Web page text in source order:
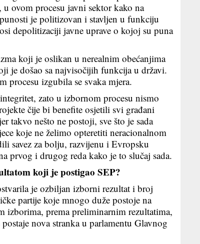
ovom procesu javni sektor kako na
je politizovan i stavljen u funkciju
depolitizaciji javne uprave o kojoj su puna
koji je oslikan u nerealnim obećanjima
je došao sa najvisočijih funkcija u državi.
procesu izgubila se svaka mjera.
zato u izbornom procesu nismo
čije bi benefite osjetili svi građani
takvo nešto ne postoji, sve što je sada
koje ne želimo opteretiti neracionalnom
savez za bolju, razvijenu i Evropsku
prvog i drugog reda kako je to slučaj sada.
koji je postigao SEP?
je ozbiljan izborni rezultat i broj
partije koje mnogo duže postoje na
izborima, prema preliminarnim rezultatima,
nova stranka u parlamentu Glavnog